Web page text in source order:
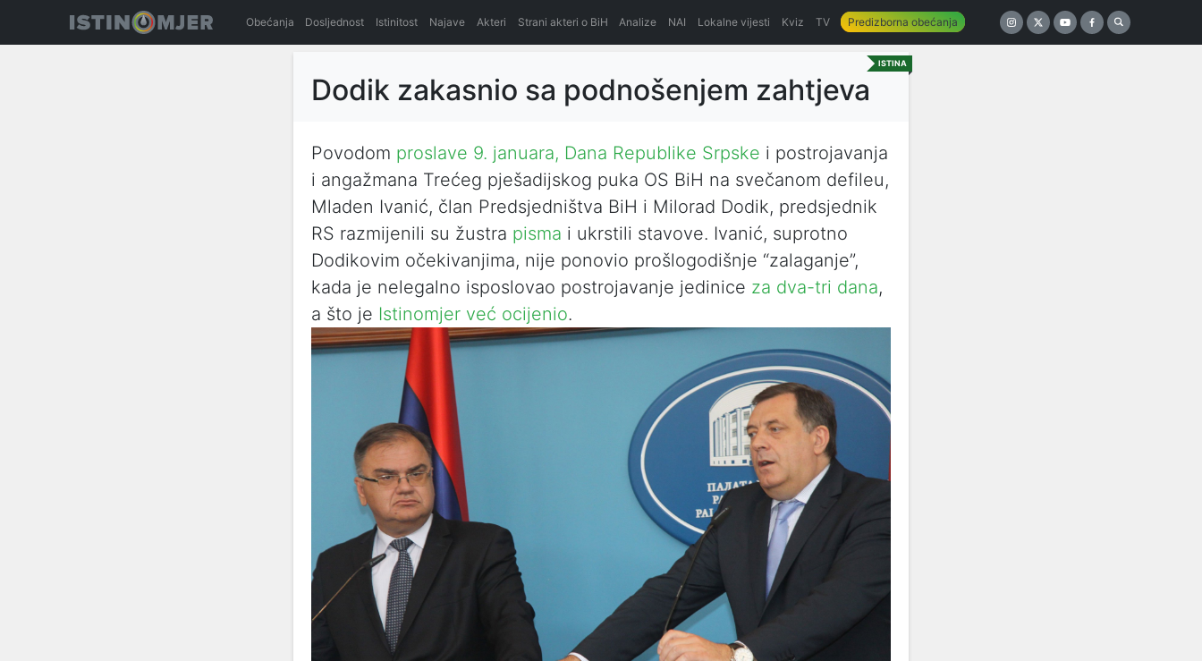
Obećanja Dosljednost Istinitost Najave Akteri Strani akteri o BiH Analize NAI Lokalne vijesti Kviz TV Predizborna obećanja
ISTINA
Dodik zakasnio sa podnošenjem zahtjeva
Povodom proslave 9. januara, Dana Republike Srpske i postrojavanja
i angažmana Trećeg pješadijskog puka OS BiH na svečanom defileu,
Mladen Ivanić, član Predsjedništva BiH i Milorad Dodik, predsjednik
RS razmijenili su žustra pisma i ukrstili stavove. Ivanić, suprotno
Dodikovim očekivanjima, nije ponovio prošlogodišnje “zalaganje”,
kada je nelegalno isposlovao postrojavanje jedinice za dva-tri dana,
a što je Istinomjer već ocijenio.